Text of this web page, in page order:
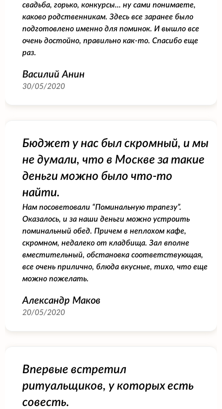
свадьба, горько, конкурсы... ну сами понимаете,
каково родственникам. Здесь все заранее было
подготовлено именно для поминок. И вышло все
очень достойно, правильно как-то. Спасибо еще
раз.
Василий Анин
30/05/2020
Бюджет у нас был скромный, и мы
не думали, что в Москве за такие
деньги можно было что-то
найти.
Нам посоветовали “Поминальную трапезу”.
Оказалось, и за наши деньги можно устроить
поминальный обед. Причем в неплохом кафе,
скромном, недалеко от кладбища. Зал вполне
вместительный, обстановка соответствующая,
все очень прилично, блюда вкусные, тихо, что еще
можно пожелать.
Александр Маков
20/05/2020
Впервые встретил
ритуальщиков, у которых есть
совесть.